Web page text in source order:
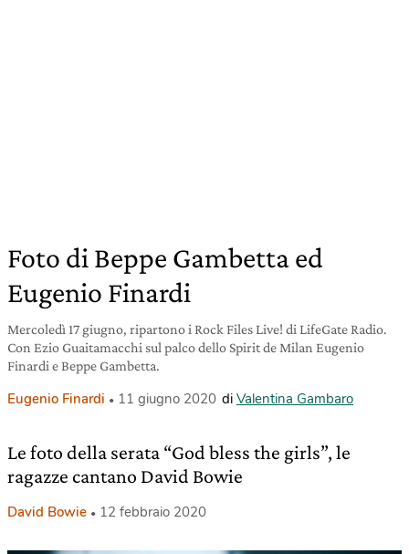
Foto di Beppe Gambetta ed
Eugenio Finardi
Mercoledì 17 giugno, ripartono i Rock Files Live! di LifeGate Radio.
Con Ezio Guaitamacchi sul palco dello Spirit de Milan Eugenio
Finardi e Beppe Gambetta.
Eugenio Finardi 11 giugno 2020 di Valentina Gambaro
Le foto della serata “God bless the girls”, le
ragazze cantano David Bowie
David Bowie 12 febbraio 2020